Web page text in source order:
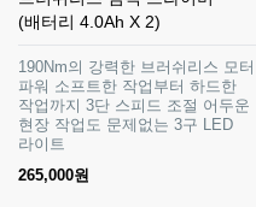
(배터리 4.0Ah X 2)
190Nm의 강력한 브러쉬리스 모터
파워 소프트한 작업부터 하드한
작업까지 3단 스피드 조절 어두운
현장 작업도 문제없는 3구 LED
라이트
265,000원